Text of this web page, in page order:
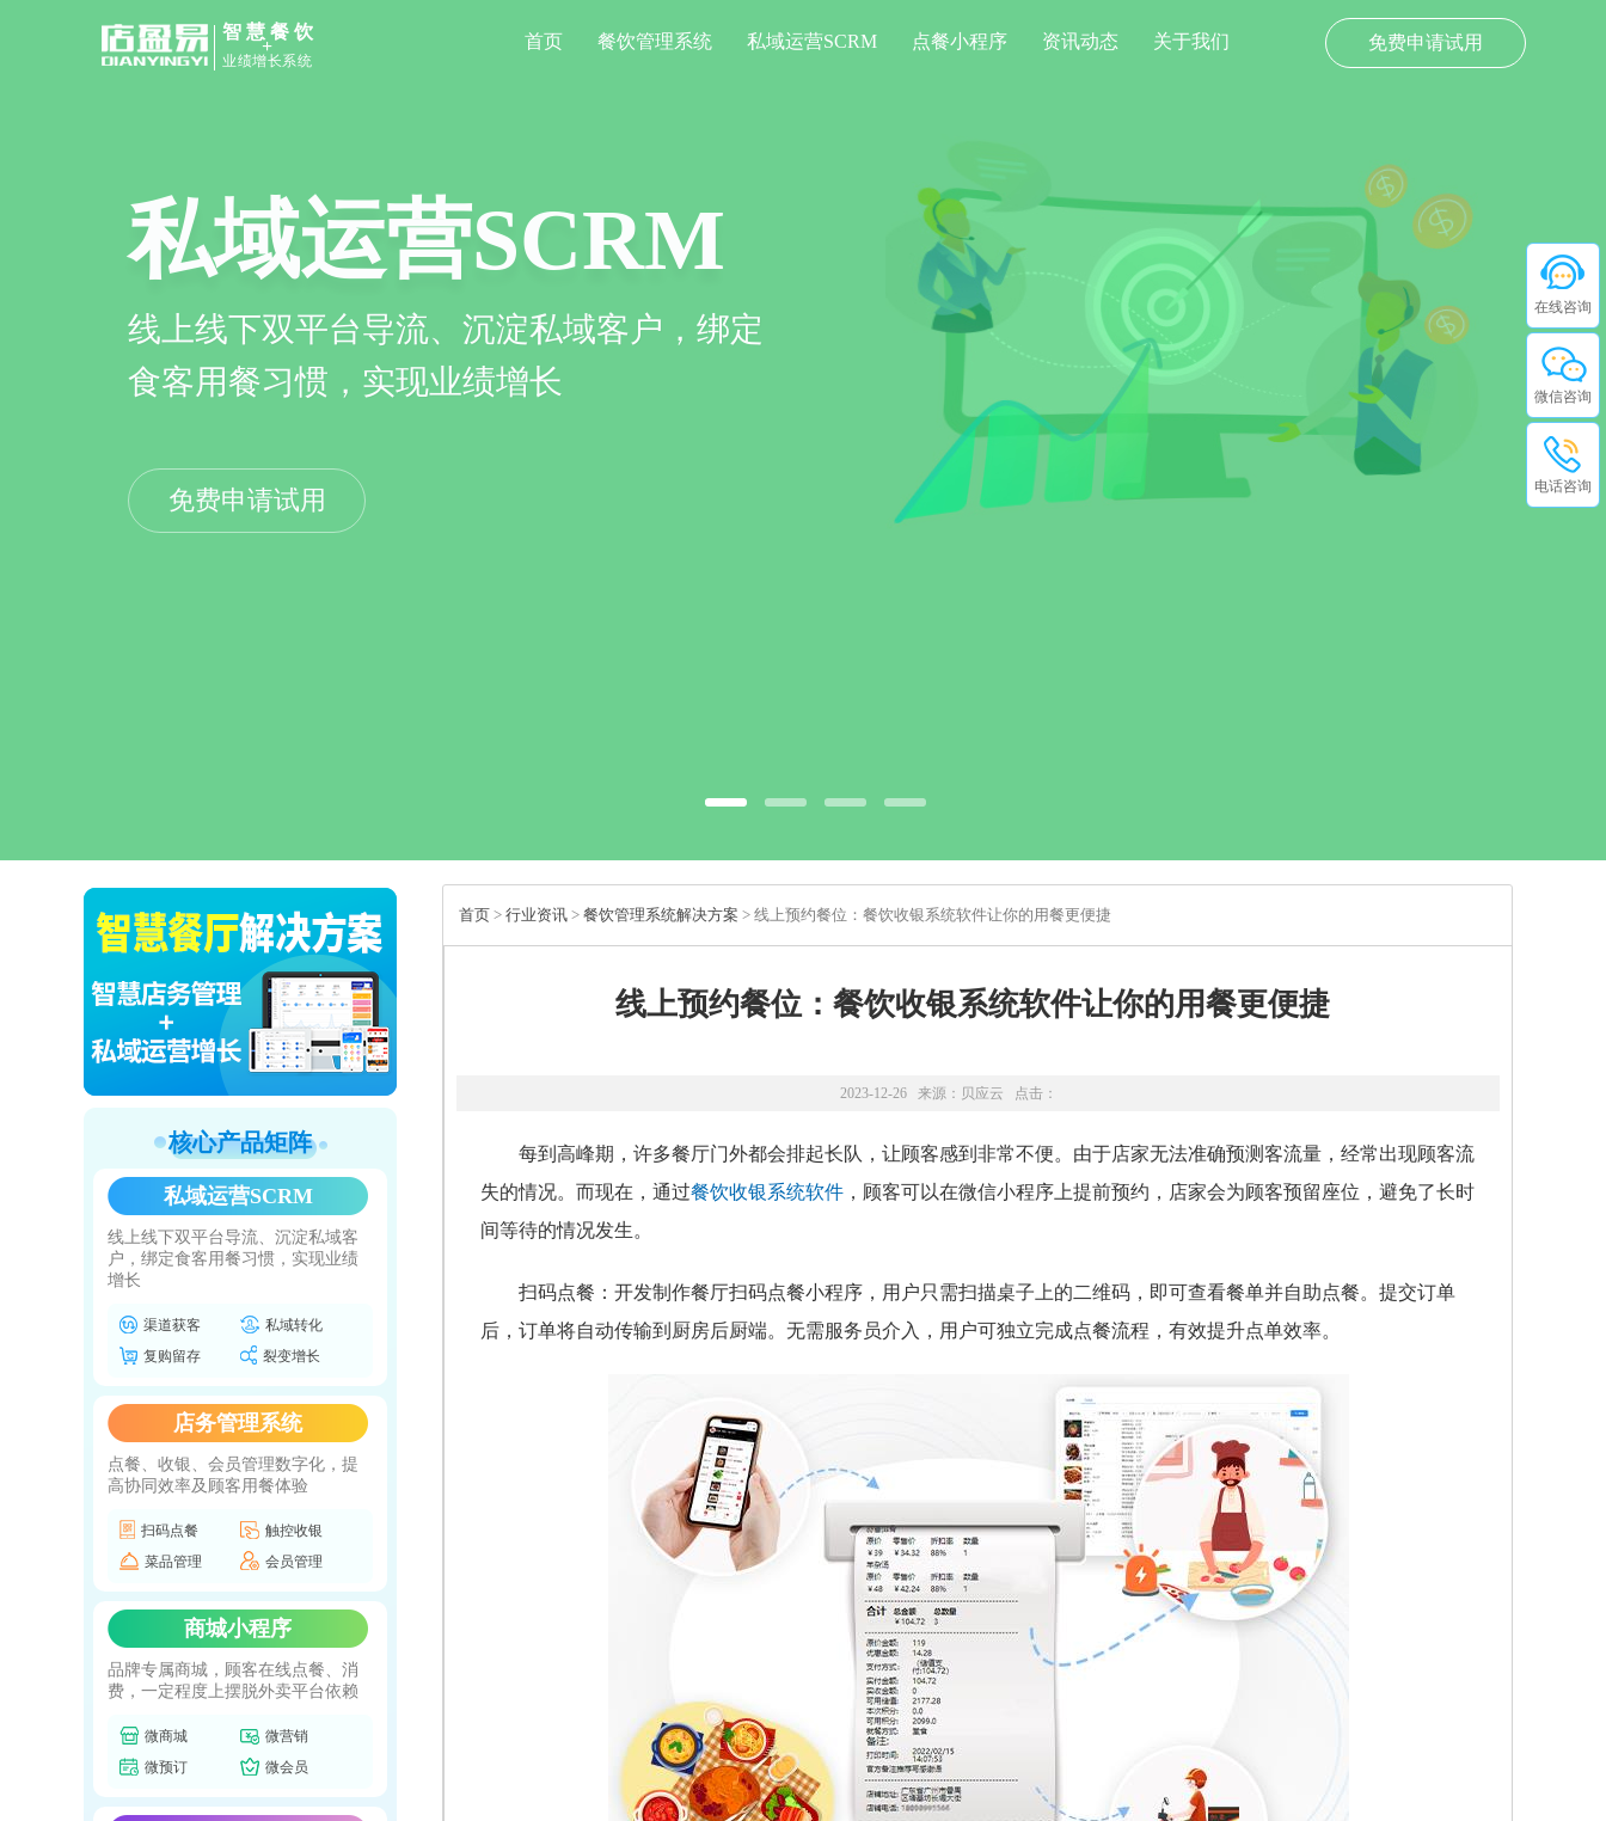
免费申请试用
智慧餐饮
+
业绩增长系统
首页 餐饮管理系统 私域运营SCRM 点餐小程序 资讯动态 关于我们
餐饮管理系统
扫码点餐、收银、会员管理信息化运作，提
高协同效率及顾客用餐体验
免费申请试用
核心产品矩阵
私域运营SCRM
线上线下双平台导流、沉淀私域客
户，绑定食客用餐习惯，实现业绩
增长
渠道获客
私域转化
复购留存
裂变增长
店务管理系统
点餐、收银、会员管理数字化，提
高协同效率及顾客用餐体验
扫码点餐
触控收银
菜品管理
会员管理
商城小程序
品牌专属商城，顾客在线点餐、消
费，一定程度上摆脱外卖平台依赖
微商城
微营销
微预订
微会员
首页 > 行业资讯 > 餐饮管理系统解决方案 > 线上预约餐位：餐饮收银系统软件让你的用餐更便捷
线上预约餐位：餐饮收银系统软件让你的用餐更便捷
2023-12-26 来源： 贝应云 点击：
每到高峰期，许多餐厅门外都会排起长队，让顾客感到非常不便。由于店家无法准确预测客流量，经常出现顾客流
失的情况。而现在，通过餐饮收银系统软件 ，顾客可以在微信小程序上提前预约，店家会为顾客预留座位，避免了长时
间等待的情况发生。
扫码点餐：开发制作餐厅扫码点餐小程序，用户只需扫描桌子上的二维码，即可查看餐单并自助点餐。提交订单
后，订单将自动传输到厨房后厨端。无需服务员介入，用户可独立完成点餐流程，有效提升点单效率。
在线咨询
微信咨询
电话咨询